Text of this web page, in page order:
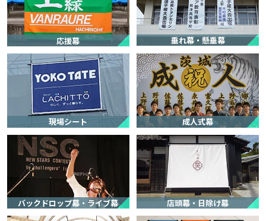
【商品に関する満足度の理由】
イメージしていた通りの校旗になっていた。
【どんなことに利用されましたか？】
学校の行事の時に掲揚する校旗として利用。
【ご注文前に困っていることはありましたか？また、それは解決され
ましたか？】
校旗の色について、校歌に「紫紺の旗」という言葉が出てくるので紫
紺の色がイメージ通りになるか心配だったが、色見本や生地のやりと
りをしてイメージ通りの色にすることができた。
応援幕 垂れ幕・懸垂幕
現場シート 成人式幕
バックドロップ幕・ライブ幕 店頭幕・日除け幕